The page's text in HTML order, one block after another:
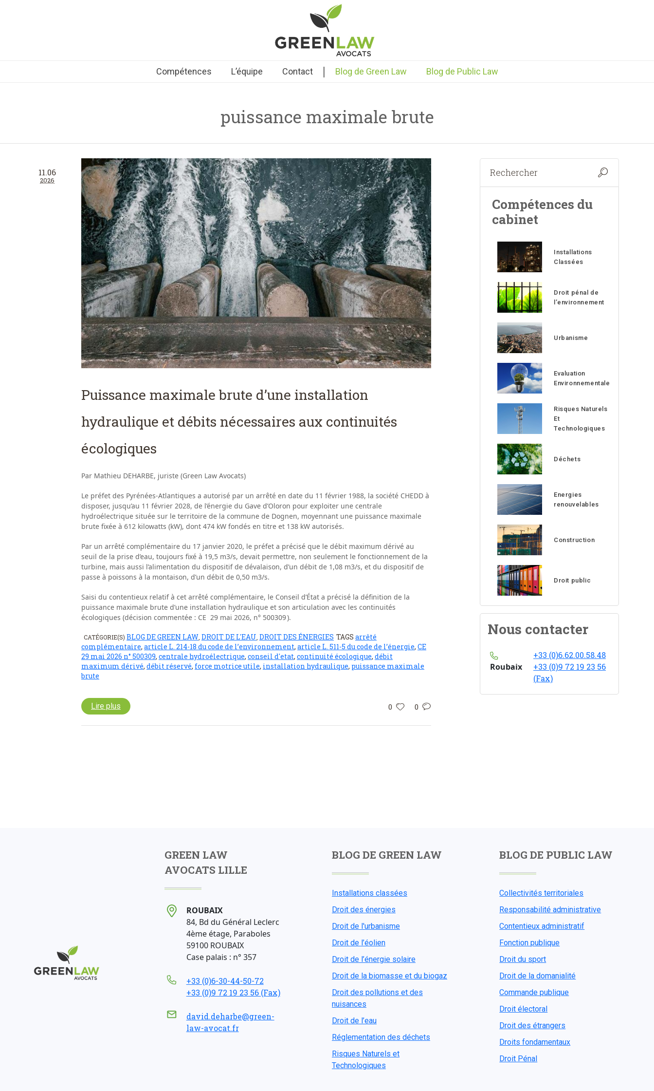
Compétences L’équipe Contact | Blog de Green Law Blog de Public Law
puissance maximale brute
11.06
2026
Puissance maximale brute d’une installation
hydraulique et débits nécessaires aux continuités
écologiques
Par Mathieu DEHARBE, juriste (Green Law Avocats)
Le préfet des Pyrénées-Atlantiques a autorisé par un arrêté en date du 11 février 1988, la société CHEDD à
disposer, jusqu’au 11 février 2028, de l’énergie du Gave d’Oloron pour exploiter une centrale
hydroélectrique située sur le territoire de la commune de Dognen, moyennant une puissance maximale
brute fixée à 612 kilowatts (kW), dont 474 kW fondés en titre et 138 kW autorisés.
Par un arrêté complémentaire du 17 janvier 2020, le préfet a précisé que le débit maximum dérivé au
seuil de la prise d’eau, toujours fixé à 19,5 m3/s, devait permettre, non seulement le fonctionnement de la
turbine, mais aussi l’alimentation du dispositif de dévalaison, d’un débit de 1,08 m3/s, et du dispositif de
passe à poissons à la montaison, d’un débit de 0,50 m3/s.
Saisi du contentieux relatif à cet arrêté complémentaire, le Conseil d’État a précisé la définition de la
puissance maximale brute d’une installation hydraulique et son articulation avec les continuités
écologiques (décision commentée : CE 29 mai 2026, n° 500309 ).
CATÉGORIE(S) BLOG DE GREEN LAW DROIT DE L'EAU DROIT DES ÉNERGIES TAGS arrêté
complémentaire, article L. 214-18 du code de l’environnement, article L. 511-5 du code de l’énergie, CE
29 mai 2026 n° 500309, centrale hydroélectrique, conseil d'etat, continuité écologique, débit
maximum dérivé, débit réservé, force motrice utile, installation hydraulique, puissance maximale
brute
0 0
Lire plus
Compétences du
cabinet
Installations
Classées
Droit pénal de
l’environnement
Urbanisme
Evaluation
Environnementale
Risques Naturels
Et
Technologiques
Déchets
Energies
renouvelables
Construction
Droit public
Nous contacter
Roubaix
+33 (0)6.62.00.58.48
+33 (0)9 72 19 23 56
(Fax)
GREEN LAW
AVOCATS LILLE
ROUBAIX
84, Bd du Général Leclerc
4ème étage, Paraboles
59100 ROUBAIX
Case palais : n° 357
+33 (0)6-30-44-50-72
+33 (0)9 72 19 23 56 (Fax)
david.deharbe@green-
law-avocat.fr
BLOG DE GREEN LAW
Installations classées
Droit des énergies
Droit de l'urbanisme
Droit de l’éolien
Droit de l’énergie solaire
Droit de la biomasse et du biogaz
Droit des pollutions et des
nuisances
Droit de l’eau
Réglementation des déchets
Risques Naturels et
Technologiques
BLOG DE PUBLIC LAW
Collectivités territoriales
Responsabilité administrative
Contentieux administratif
Fonction publique
Droit du sport
Droit de la domanialité
Commande publique
Droit électoral
Droit des étrangers
Droits fondamentaux
Droit Pénal